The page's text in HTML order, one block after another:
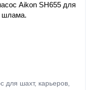
для шахт, карьеров,